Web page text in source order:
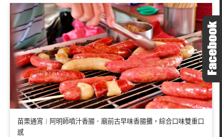
苗栗通宵︱阿明師噴汁香腸．廟前古早味香腸攤，綜合口味雙重口
感